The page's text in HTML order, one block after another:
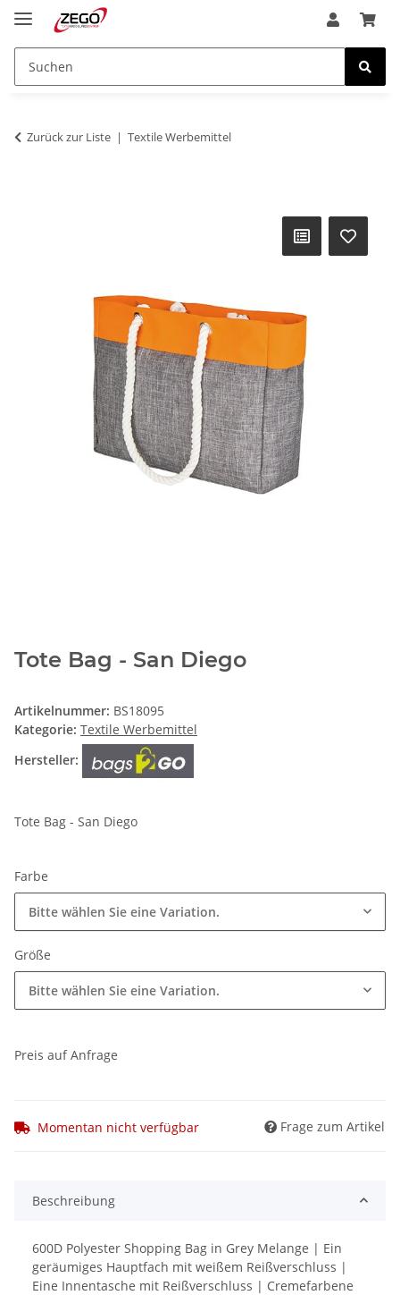
Zurück zur Liste Textile Werbemittel
Tote Bag - San Diego
Artikelnummer: BS18095
Kategorie: Textile Werbemittel
Hersteller:
Tote Bag - San Diego
Farbe
Bitte wählen Sie eine Variation.
Größe
Bitte wählen Sie eine Variation.
Preis auf Anfrage
Momentan nicht verfügbar Frage zum Artikel
Beschreibung
600D Polyester Shopping Bag in Grey Melange | Ein
geräumiges Hauptfach mit weißem Reißverschluss |
Eine Innentasche mit Reißverschluss | Cremefarbene